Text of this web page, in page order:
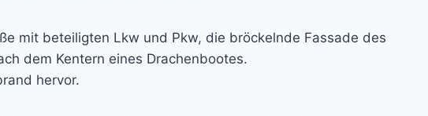
mit beteiligten Lkw und Pkw, die bröckelnde Fassade des
dem Kentern eines Drachenbootes.
hervor.